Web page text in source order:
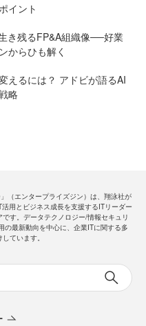
イント
き残るFP&A組織像──好業
からひも解く
えるには？ アドビが語るAI
略
」（エンタープライズジン）は、翔泳社が
用とビジネス成長を支援するITリーダー
す。データテクノロジー/情報セキュリ
の最新動向を中心に、企業ITに関する多
ています。